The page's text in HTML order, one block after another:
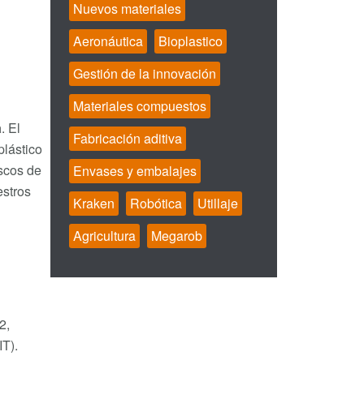
. El
de
Nuevos materiales
Aeronáutica
Bioplastico
Gestión de la innovación
Materiales compuestos
Fabricación aditiva
Envases y embalajes
Kraken
Robótica
Utillaje
Agricultura
Megarob